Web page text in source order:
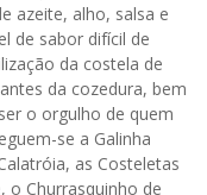
azeite, alho, salsa e
de sabor difícil de
da costela de
da cozedura, bem
o orgulho de quem
se a Galinha
as Costeletas
o Churrasquinho de